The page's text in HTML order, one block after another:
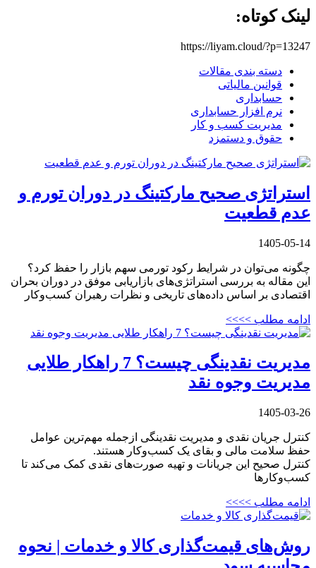
لینک کوتاه:
https://liyam.cloud/?p=13247
دسته بندی مقالات
قوانین مالیاتی
حسابداری
نرم افزار حسابداری
مدیریت کسب و کار
حقوق و دستمزد
استراتژی صحیح مارکتینگ در دوران تورم و
عدم قطعیت
1405-05-14
چگونه می‌توان در شرایط رکود تورمی سهم بازار را حفظ کرد؟
این مقاله به بررسی استراتژی‌های بازاریابی موفق در دوران بحران
اقتصادی بر اساس داده‌های تاریخی و نظرات رهبران کسب‌وکار
ادامه مطلب >>>>
مدیریت نقدینگی چیست؟ 7 راهکار طلایی
مدیریت وجوه نقد
1405-03-26
کنترل جریان نقدی و مدیریت نقدینگی ازجمله مهم‌ترین عوامل
حفظ سلامت مالی و بقای یک کسب‌و‌کار هستند.
کنترل صحیح این جریانات و تهیه صورت‌های نقدی کمک می‌کند تا
کسب‌وکارها
ادامه مطلب >>>>
روش‌های قیمت‌گذاری کالا و خدمات | نحوه